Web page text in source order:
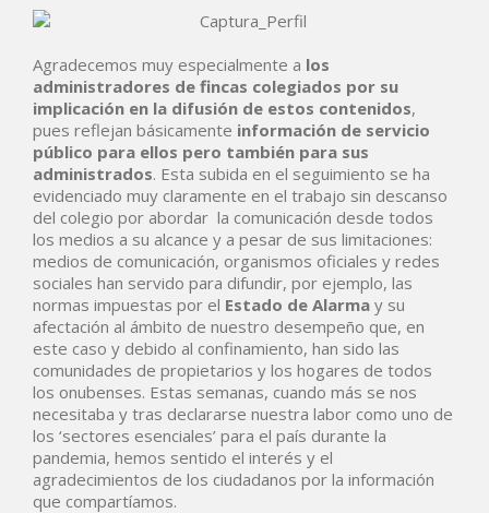
Agradecemos muy especialmente a los
administradores de fincas colegiados por su
implicación en la difusión de estos contenidos,
pues reflejan básicamente información de servicio
público para ellos pero también para sus
administrados. Esta subida en el seguimiento se ha
evidenciado muy claramente en el trabajo sin descanso
del colegio por abordar la comunicación desde todos
los medios a su alcance y a pesar de sus limitaciones:
medios de comunicación, organismos oficiales y redes
sociales han servido para difundir, por ejemplo, las
normas impuestas por el Estado de Alarma y su
afectación al ámbito de nuestro desempeño que, en
este caso y debido al confinamiento, han sido las
comunidades de propietarios y los hogares de todos
los onubenses. Estas semanas, cuando más se nos
necesitaba y tras declararse nuestra labor como uno de
los ‘sectores esenciales’ para el país durante la
pandemia, hemos sentido el interés y el
agradecimientos de los ciudadanos por la información
que compartíamos.